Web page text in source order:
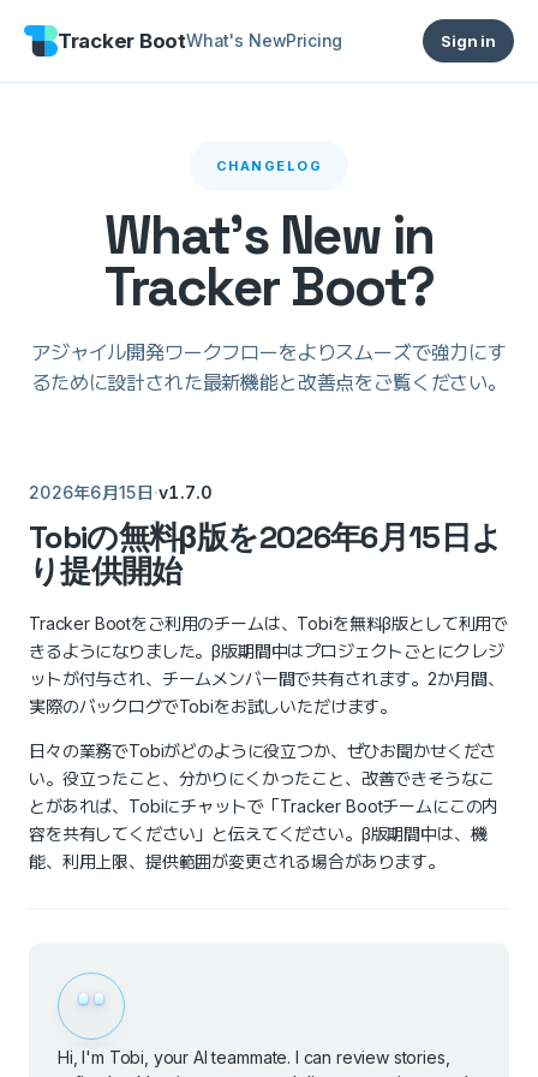
Tracker BootWhat's NewPricing Sign in
CHANGELOG
What's New in
Tracker Boot?
アジャイル開発ワークフローをよりスムーズで強力にす
るために設計された最新機能と改善点をご覧ください。
2026年6月15日·v1.7.0
Tobiの無料β版を2026年6月15日よ
り提供開始
Tracker Bootをご利用のチームは、Tobiを無料β版として利用で
きるようになりました。β版期間中はプロジェクトごとにクレジ
ットが付与され、チームメンバー間で共有されます。2か月間、
実際のバックログでTobiをお試しいただけます。
日々の業務でTobiがどのように役立つか、ぜひお聞かせくださ
い。役立ったこと、分かりにくかったこと、改善できそうなこ
とがあれば、Tobiにチャットで「Tracker Bootチームにこの内
容を共有してください」と伝えてください。β版期間中は、機
能、利用上限、提供範囲が変更される場合があります。
Hi, I'm Tobi, your AI teammate. I can review stories,